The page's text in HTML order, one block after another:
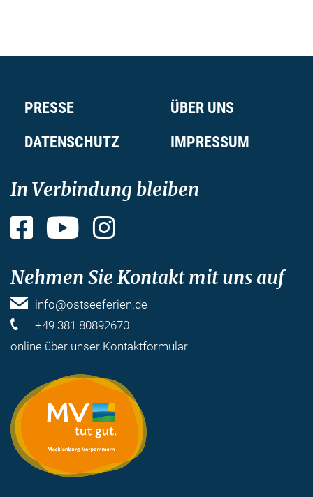
PRESSE
ÜBER UNS
DATENSCHUTZ
IMPRESSUM
In Verbindung bleiben
Facebook YouTube
Nehmen Sie Kontakt mit uns auf
info@ostseeferien.de
+49 381 80892670
online über unser Kontaktformular